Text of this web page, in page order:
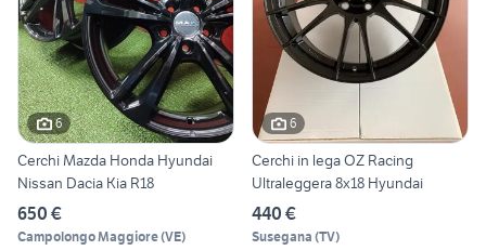
6
Cerchi Mazda Honda Hyundai
Nissan Dacia Kia R18
650 €
Campolongo Maggiore(VE)
6
Cerchi in lega OZ Racing
Ultraleggera 8x18 Hyundai
440 €
Susegana (TV)